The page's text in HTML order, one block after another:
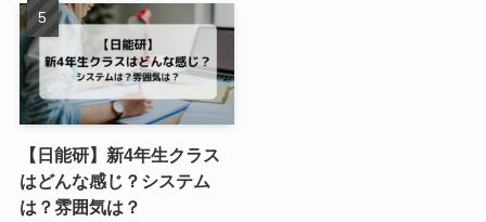
【日能研】新4年生クラス
はどんな感じ？システム
は？雰囲気は？